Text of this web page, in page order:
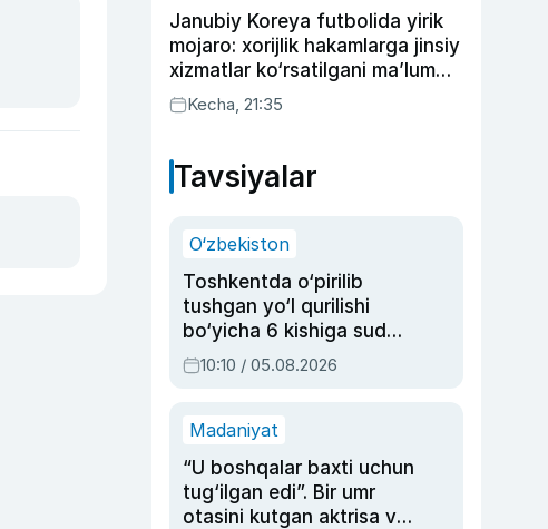
Janubiy Koreya futbolida yirik
mojaro: xorijlik hakamlarga jinsiy
xizmatlar ko‘rsatilgani ma’lum
qilindi
Kecha, 21:35
Tavsiyalar
O‘zbekiston
Toshkentda o‘pirilib
tushgan yo‘l qurilishi
bo‘yicha 6 kishiga sud
hukmi o‘qildi
10:10 / 05.08.2026
Madaniyat
“U boshqalar baxti uchun
tug‘ilgan edi”. Bir umr
otasini kutgan aktrisa va